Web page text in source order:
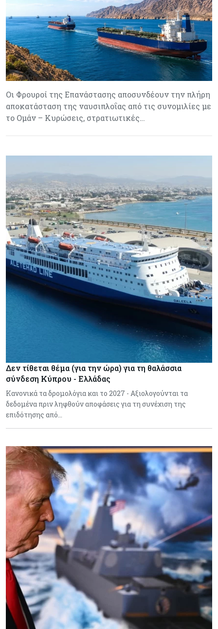
Οι Φρουροί της Επανάστασης αποσυνδέουν την πλήρη
αποκατάσταση της ναυσιπλοΐας από τις συνομιλίες με
το Ομάν – Κυρώσεις, στρατιωτικές…
Δεν τίθεται θέμα (για την ώρα) για τη θαλάσσια
σύνδεση Κύπρου - Ελλάδας
Κανονικά τα δρομολόγια και το 2027 - Αξιολογούνται τα
δεδομένα πριν ληφθούν αποφάσεις για τη συνέχιση της
επιδότησης από…